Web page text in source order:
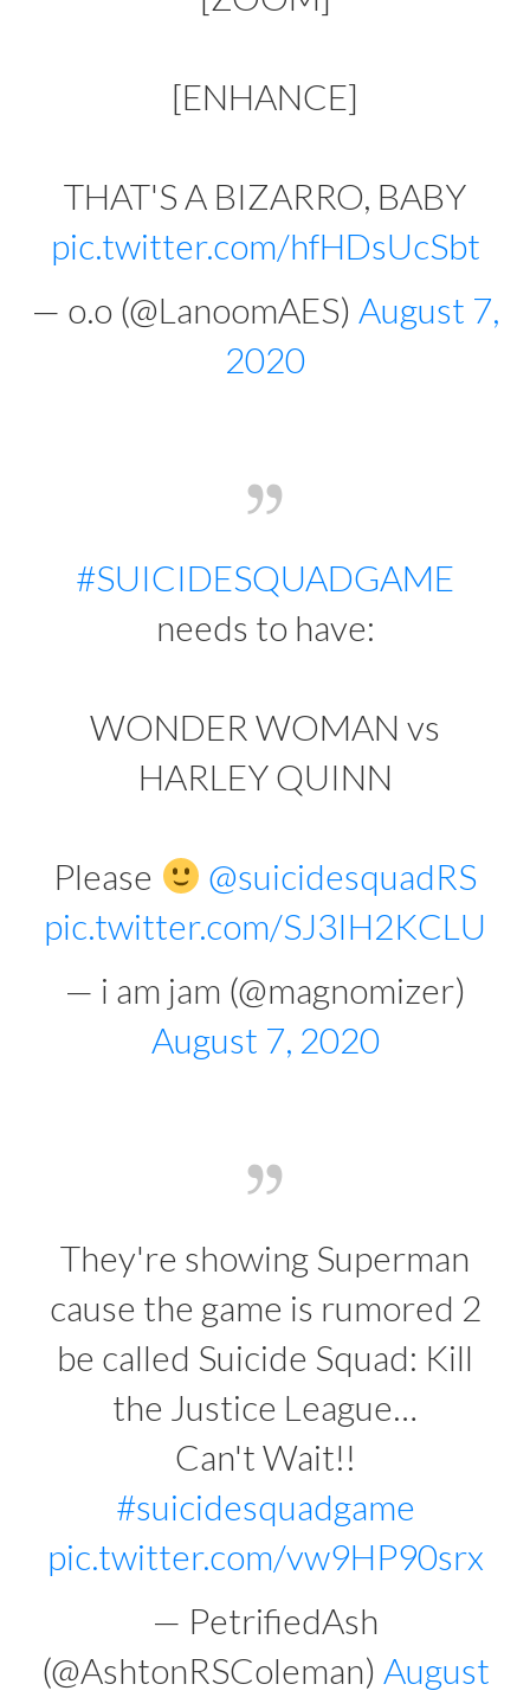
[ENHANCE]
THAT'S A BIZARRO, BABY
pic.twitter.com/hfHDsUcSbt
— o.o (@LanoomAES) August 7,
2020
#SUICIDESQUADGAME
needs to have:
WONDER WOMAN vs
HARLEY QUINN
Please
@suicidesquadRS
pic.twitter.com/SJ3IH2KCLU
— i am jam (@magnomizer)
August 7, 2020
They're showing Superman
cause the game is rumored 2
be called Suicide Squad: Kill
the Justice League…
Can't Wait!!
#suicidesquadgame
pic.twitter.com/vw9HP90srx
— PetrifiedAsh
(@AshtonRSColeman) August